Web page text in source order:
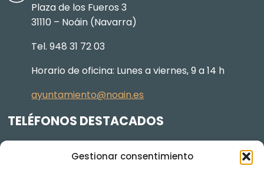
Gestionar consentimiento
Plaza de los Fueros 3
31110 – Noáin (Navarra)
Tel. 948 31 72 03
Horario de oficina: Lunes a viernes, 9 a 14 h
ayuntamiento@noain.es
TELÉFONOS DESTACADOS
605 834 045
948 368 156